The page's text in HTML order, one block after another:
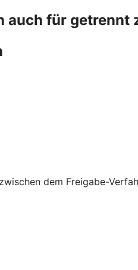
auch für
dem Freigabe-